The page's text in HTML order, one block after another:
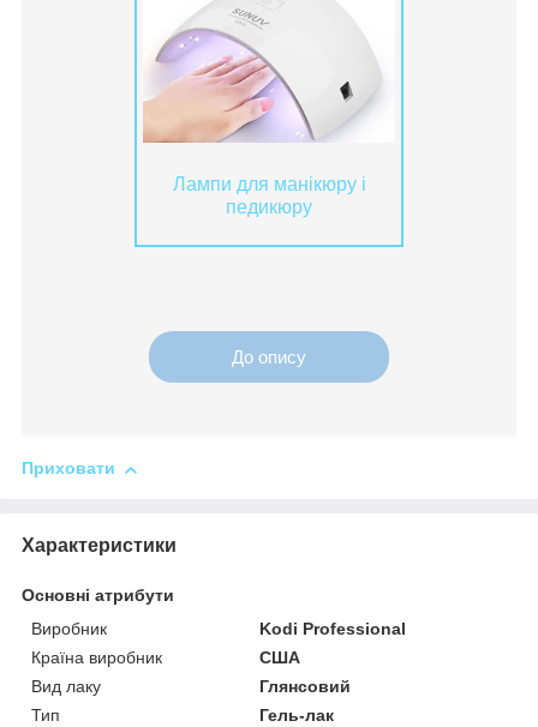
Лампи для манікюру і
педикюру
До опису
Приховати
Характеристики
Основні атрибути
Виробник
Kodi Professional
Країна виробник
США
Вид лаку
Глянсовий
Тип
Гель-лак